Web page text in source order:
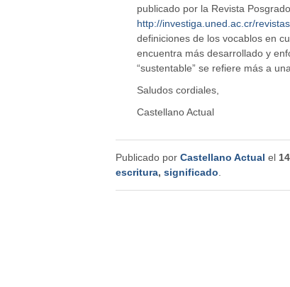
publicado por la Revista
http://investiga.uned.ac.cr/
definiciones de los vocablos en
encuentra más desarrollado y
“sustentable” se refiere más a
Saludos cordiales,
Castellano Actual
Publicado por Castellano Actual el
escritura, significado